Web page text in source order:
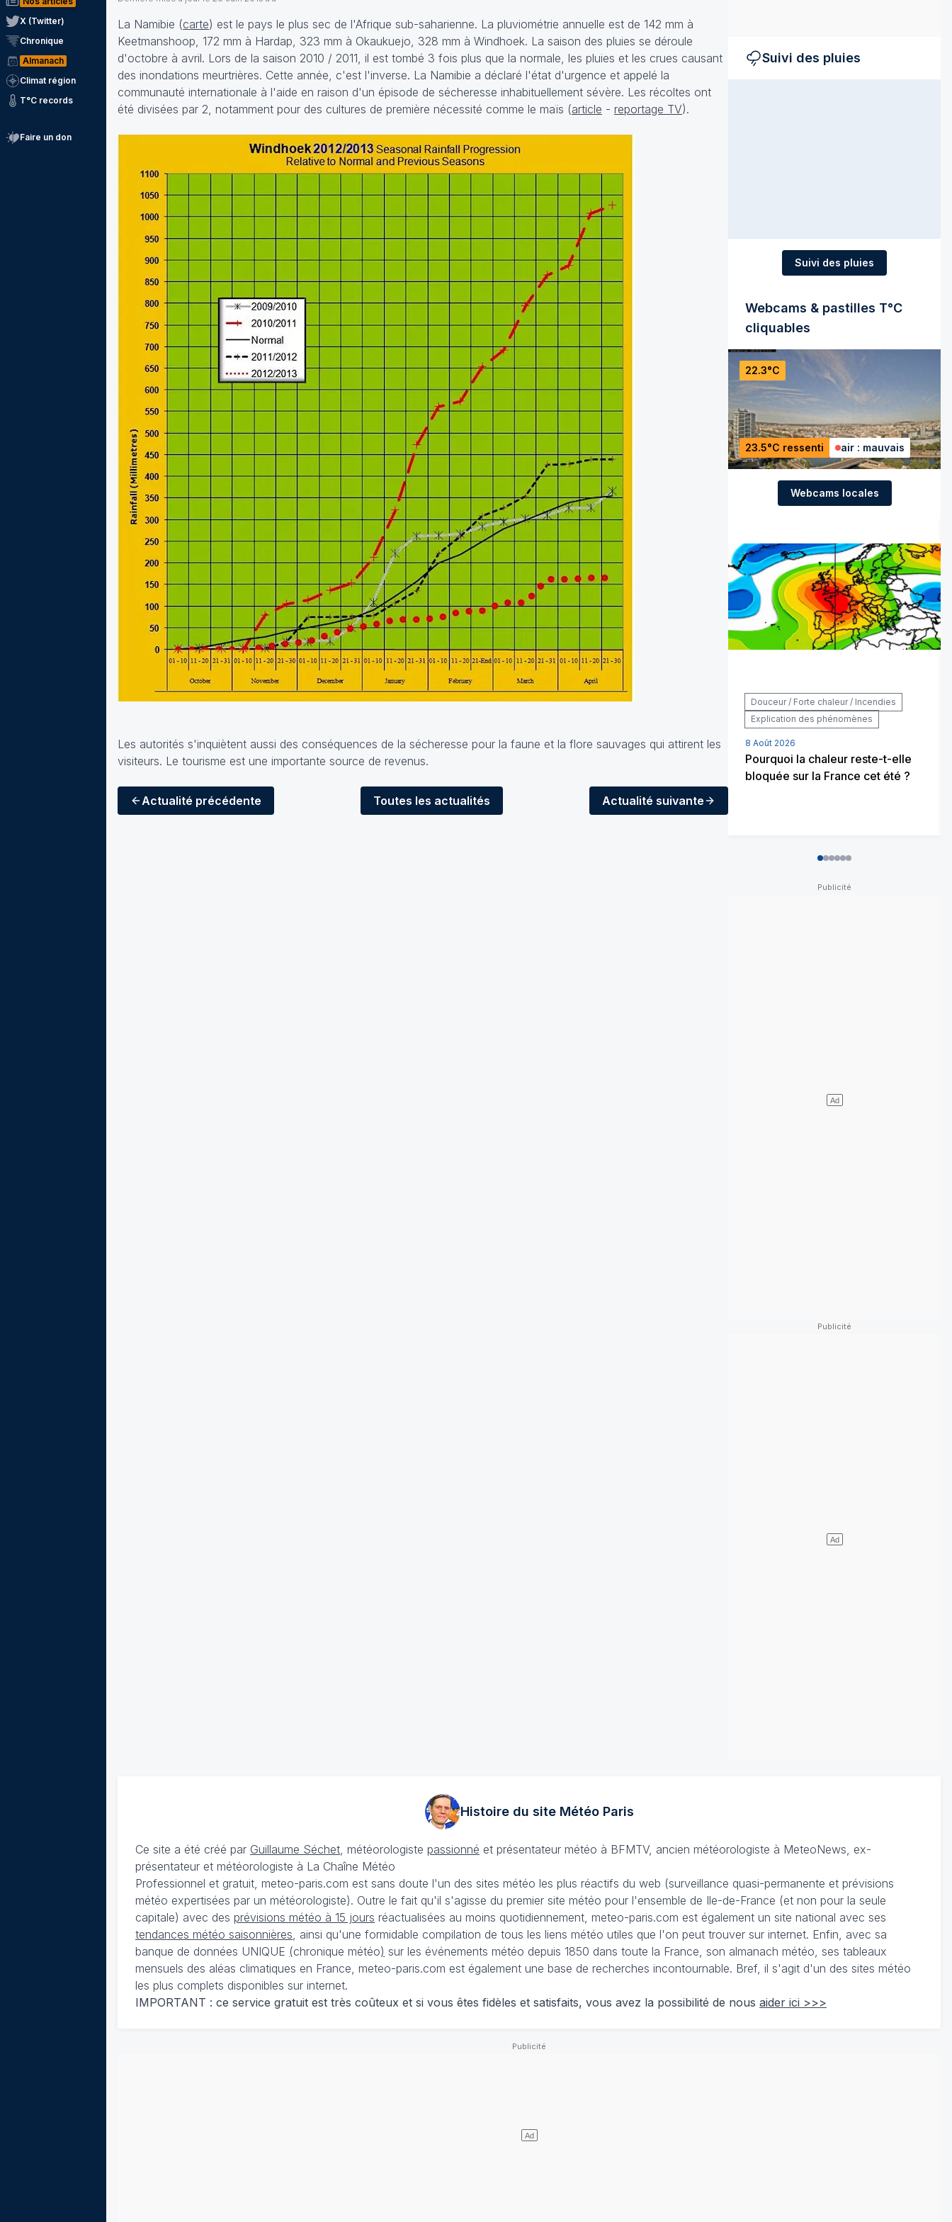
X (Twitter)
Chronique
Almanach
Climat région
T°C records
Faire un don
La Namibie (carte) est le pays le plus sec de l'Afrique sub-saharienne. La pluviométrie annuelle est de 142 mm à
Keetmanshoop, 172 mm à Hardap, 323 mm à Okaukuejo, 328 mm à Windhoek. La saison des pluies se déroule
d'octobre à avril. Lors de la saison 2010 / 2011, il est tombé 3 fois plus que la normale, les pluies et les crues causant
des inondations meurtrières. Cette année, c'est l'inverse. La Namibie a déclaré l'état d'urgence et appelé la
communauté internationale à l'aide en raison d'un épisode de sécheresse inhabituellement sévère. Les récoltes ont
été divisées par 2, notamment pour des cultures de première nécessité comme le maïs (article - reportage TV).
Les autorités s'inquiètent aussi des conséquences de la sécheresse pour la faune et la flore sauvages qui attirent les
visiteurs. Le tourisme est une importante source de revenus.
Actualité précédente Toutes les actualités Actualité suivante
Suivi des pluies
Suivi des pluies
Webcams & pastilles T°C
cliquables
22.3°C
23.5°C ressenti air : mauvais
Webcams locales
Douceur / Forte chaleur / Incendies
Explication des phénomènes
8 Août 2026
Pourquoi la chaleur reste-t-elle
bloquée sur la France cet été ?
012345
Histoire du site MétéoParis
Ce site a été créé par Guillaume Séchet , météorologiste passionné et présentateur météo à BFMTV, ancien météorologiste à MeteoNews, ex-
présentateur et météorologiste à La Chaîne Météo
Professionnel et gratuit, meteo-paris.com est sans doute l'un des sites météo les plus réactifs du web (surveillance quasi-permanente et prévisions
météo expertisées par un météorologiste). Outre le fait qu'il s'agisse du premier site météo pour l'ensemble de Ile-de-France (et non pour la seule
capitale) avec des prévisions météo à 15 jours réactualisées au moins quotidiennement, meteo-paris.com est également un site national avec ses
tendances météo saisonnières , ainsi qu'une formidable compilation de tous les liens météo utiles que l'on peut trouver sur internet. Enfin, avec sa
banque de données UNIQUE (chronique météo) sur les événements météo depuis 1850 dans toute la France, son almanach météo, ses tableaux
mensuels des aléas climatiques en France, meteo-paris.com est également une base de recherches incontournable. Bref, il s'agit d'un des sites météo
les plus complets disponibles sur internet.
IMPORTANT : ce service gratuit est très coûteux et si vous êtes fidèles et satisfaits, vous avez la possibilité de nous aider ici >>>